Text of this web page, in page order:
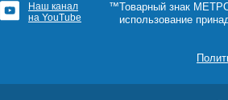
Наш канал
на YouTube
™Товарный знак
использование